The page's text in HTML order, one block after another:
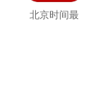
北京时间最